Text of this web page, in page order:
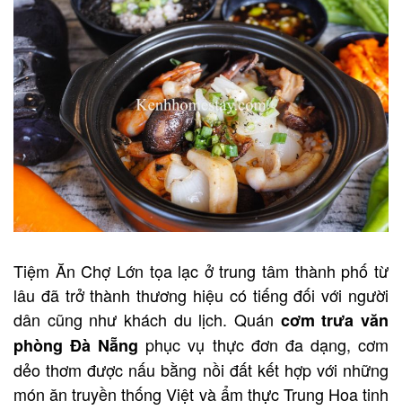
Tiệm Ăn Chợ Lớn tọa lạc ở trung tâm thành phố từ
lâu đã trở thành thương hiệu có tiếng đối với người
dân cũng như khách du lịch. Quán cơm trưa văn
phòng Đà Nẵng phục vụ thực đơn đa dạng, cơm
dẻo thơm được nấu bằng nồi đất kết hợp với những
món ăn truyền thống Việt và ẩm thực Trung Hoa tinh